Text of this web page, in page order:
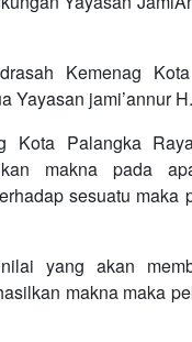
Kemenag
Yayasan jami’annur
Kota Palangka
makna pada
sesuatu maka
yang akan
makna maka